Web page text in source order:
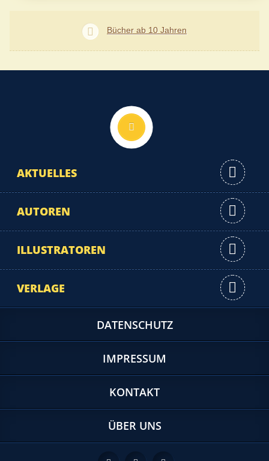
Bücher ab 10 Jahren
AKTUELLES
AUTOREN
ILLUSTRATOREN
VERLAGE
DATENSCHUTZ
IMPRESSUM
KONTAKT
ÜBER UNS
Feed